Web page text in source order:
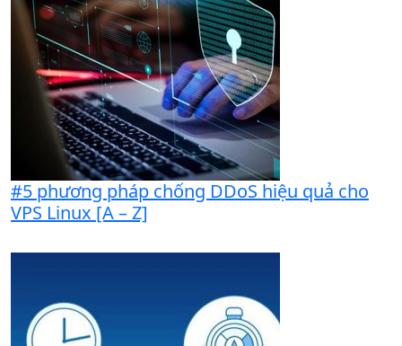
#5 phương pháp chống DDoS hiệu quả cho
VPS Linux [A – Z]